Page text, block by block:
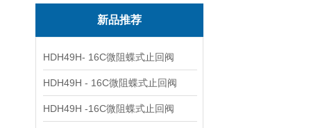
新品推荐
HDH49H- 16C微阻蝶式止回阀
HDH49H - 16C微阻蝶式止回阀
HDH49H -16C微阻蝶式止回阀